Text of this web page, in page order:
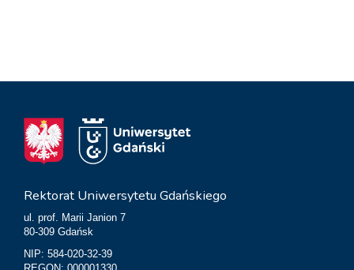
Rektorat Uniwersytetu Gdańskiego
ul. prof. Marii Janion 7
80-309 Gdańsk
NIP: 584-020-32-39
REGON: 000001330